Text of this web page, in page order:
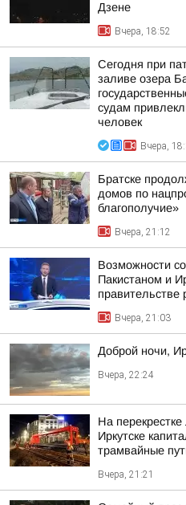
Дзене
Вчера, 18:52
Сегодня при
заливе озера
судам
человек
Вчера,
Братске
домов по
благополучие»
Вчера, 21:12
Возможности
Пакистаном и
правительстве
Вчера, 21:03
Доброй ночи,
Вчера, 22:24
На
Иркутске
трамвайные
Вчера, 21:21